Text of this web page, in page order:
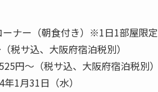
ナー（朝食付き）※1日1部屋限定
サ込、大阪府宿泊税別）
～（税サ込、大阪府宿泊税別）
1月31日（水）